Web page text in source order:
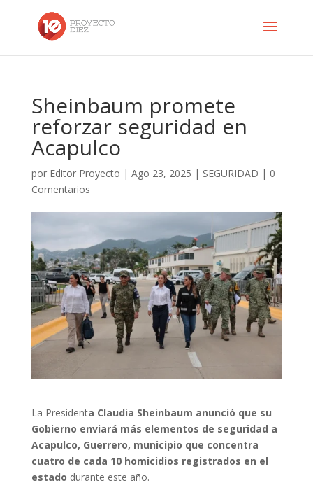
Sheinbaum promete
reforzar seguridad en
Acapulco
por Editor Proyecto | Ago 23, 2025 | SEGURIDAD | 0
Comentarios
La Presidenta Claudia Sheinbaum anunció que su
Gobierno enviará más elementos de seguridad a
Acapulco, Guerrero, municipio que concentra
cuatro de cada 10 homicidios registrados en el
estado durante este año.